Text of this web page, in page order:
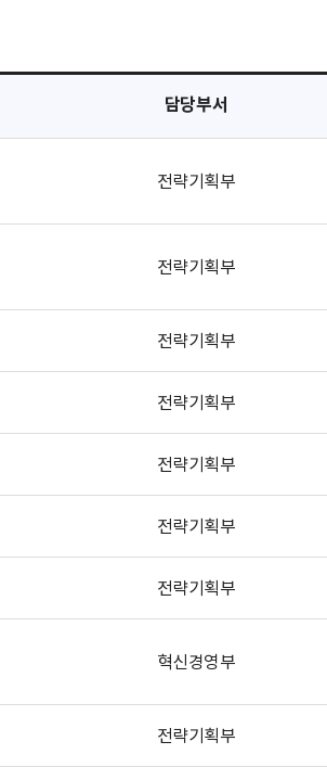
담당부서
전략기획부
전략기획부
전략기획부
전략기획부
전략기획부
전략기획부
전략기획부
혁신경영부
전략기획부